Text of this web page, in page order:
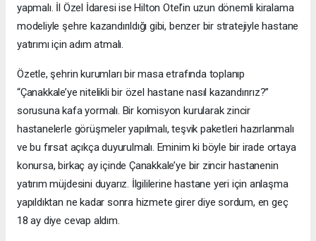
yapmalı. İl Özel İdaresi ise Hilton Otel’in uzun dönemli kiralama
modeliyle şehre kazandırıldığı gibi, benzer bir stratejiyle hastane
yatırımı için adım atmalı.
Özetle, şehrin kurumları bir masa etrafında toplanıp
“Çanakkale’ye nitelikli bir özel hastane nasıl kazandırırız?”
sorusuna kafa yormalı. Bir komisyon kurularak zincir
hastanelerle görüşmeler yapılmalı, teşvik paketleri hazırlanmalı
ve bu fırsat açıkça duyurulmalı. Eminim ki böyle bir irade ortaya
konursa, birkaç ay içinde Çanakkale’ye bir zincir hastanenin
yatırım müjdesini duyarız. İlgililerine hastane yeri için anlaşma
yapıldıktan ne kadar sonra hizmete girer diye sordum, en geç
18 ay diye cevap aldım.